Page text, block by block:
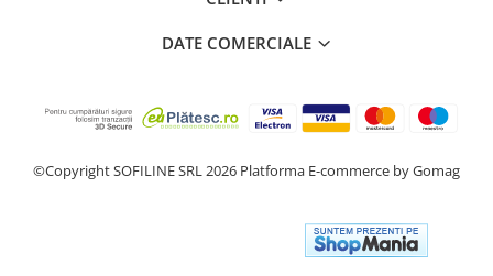
DATE COMERCIALE
©Copyright SOFILINE SRL 2026 Platforma E-commerce by Gomag